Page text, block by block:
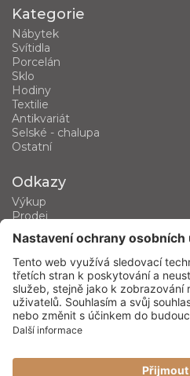
Kategorie
Nábytek
Svítidla
Porcelán
Sklo
Hodiny
Textilie
Antikvariát
Selské - chalupa
Ostatní
Odkazy
Výkup
Prodej
Kategorie produktů
Kontakt
Kontaktujte nás
phone +420 602 460 751
mail dusan.hrdina@seznam.cz